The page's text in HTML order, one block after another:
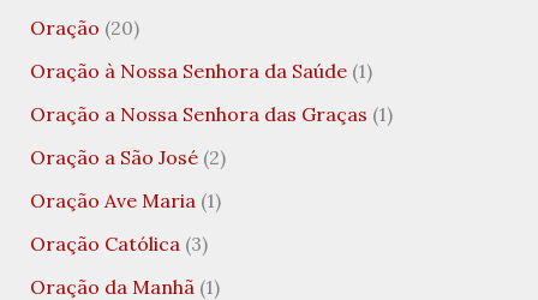
Oração (20)
Oração à Nossa Senhora da Saúde(1)
Oração a Nossa Senhora das Graças (1)
Oração a São José(2)
Oração Ave Maria (1)
Oração Católica (3)
Oração da Manhã (1)